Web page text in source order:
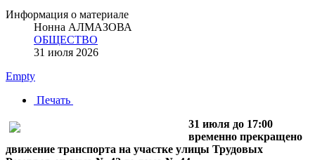
Информация о материале
Нонна АЛМАЗОВА
ОБЩЕСТВО
31 июля 2026
Empty
Печать
31 июля до 17:00
временно прекращено
движение транспорта на участке улицы Трудовых